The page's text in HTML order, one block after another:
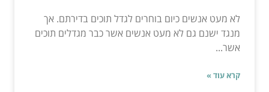
לא מעט אנשים כיום בוחרים לגדל תוכים בדירתם. אך
מנגד ישנם גם לא מעט אנשים אשר כבר מגדלים תוכים
אשר...
קרא עוד »